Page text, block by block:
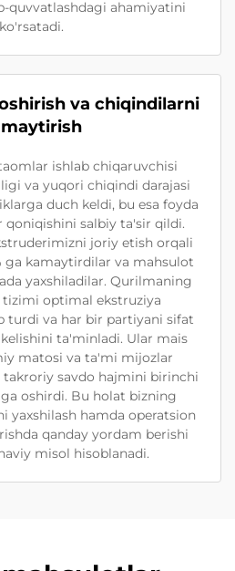
quvvatlashdagi ahamiyatini
ko'rsatadi.
va chiqindilarni
ishlab chiqaruvchisi
va yuqori chiqindi darajasi
duch keldi, bu esa foyda
qoniqishini salbiy ta'sir qildi.
joriy etish orqali
ga kamaytirdilar va mahsulot
yaxshiladilar. Qurilmaning
optimal ekstruziya
turdi va har bir partiyani sifat
ta'minladi. Ular mais
matosi va ta'mi mijozlar
savdo hajmini birinchi
oshirdi. Bu holat bizning
yaxshilash hamda operatsion
qanday yordam berishi
misol hisoblanadi.